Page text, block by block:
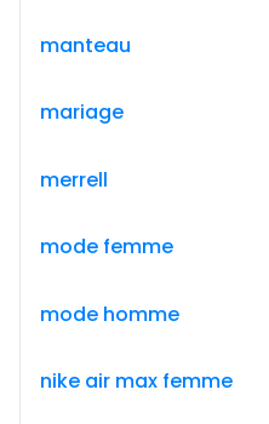
manteau
mariage
merrell
mode femme
mode homme
nike air max femme